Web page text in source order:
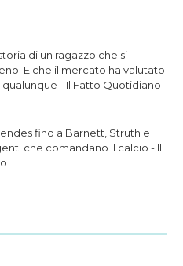
di un ragazzo che si
E che il mercato ha valutato
- Il Fatto Quotidiano
fino a Barnett, Struth e
che comandano il calcio - Il